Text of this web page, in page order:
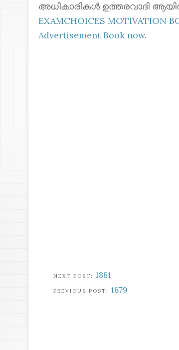
അധികാരികൾ ഉത്തരവാദി
EXAMCHOICES MOTIVATION
Advertisement Book now.
1881
1879